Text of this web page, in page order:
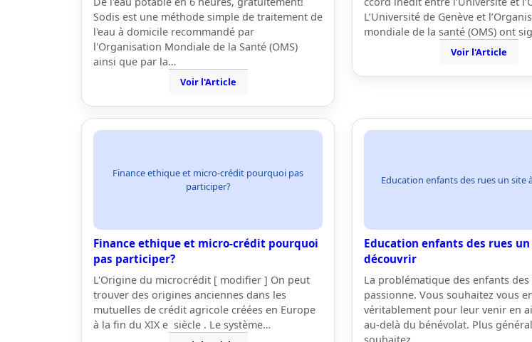
Sodis est une méthode simple de traitement de
l'eau à domicile recommandé par
l'Organisation Mondiale de la Santé (OMS)
ainsi que par la…
Voir l'Article
L’Université de Genève et
mondiale de la santé (OMS) ont
Voir l'Article
Finance ethique et micro-crédit pourquoi pas
participer?
Finance ethique et micro-crédit pourquoi
pas participer?
L'Origine du microcrédit [ modifier ] On peut
trouver des origines anciennes dans les
mutuelles de crédit agricole créées en Europe
à la fin du XIX e siècle . Le système…
Education enfants des rues un site
Education enfants des rues
découvrir
La problématique des enfants des
passionne. Vous souhaitez vous
véritablement pour leur venir en
au-delà du bénévolat. Plus